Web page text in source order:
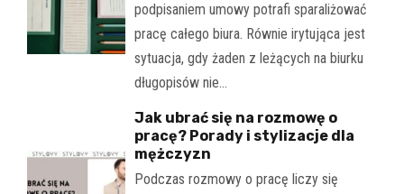
podpisaniem umowy potrafi sparaliżować
pracę całego biura. Równie irytująca jest
sytuacja, gdy żaden z leżących na biurku
długopisów nie…
Jak ubrać się na rozmowę o
pracę? Porady i stylizacje dla
mężczyzn
Podczas rozmowy o pracę liczy się